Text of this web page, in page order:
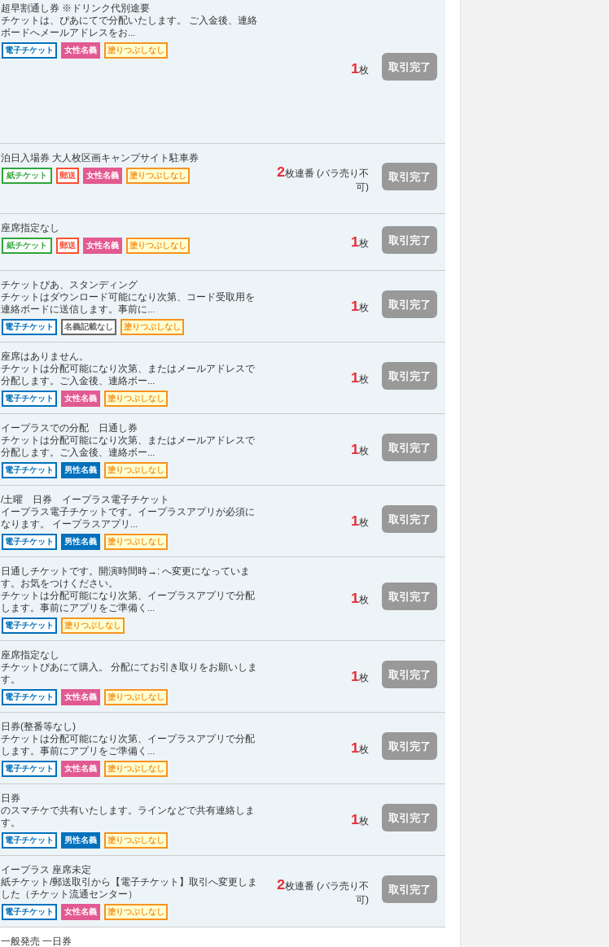
超早割通し券 ※ドリンク代別途要
チケットは、ぴあにてで分配いたします。 ご入金後、連絡
ボードへメールアドレスをお...
電子チケット 女性名義 塗りつぶしなし
1枚 取引完了
泊日入場券 大人枚区画キャンプサイト駐車券
紙チケット 郵送 女性名義 塗りつぶしなし 2枚連番 (バラ売り不
可)
取引完了
座席指定なし
紙チケット 郵送 女性名義 塗りつぶしなし 1枚 取引完了
チケットぴあ、スタンディング
チケットはダウンロード可能になり次第、コード受取用を
連絡ボードに送信します。事前に...
電子チケット 名義記載なし 塗りつぶしなし
1枚 取引完了
座席はありません。
チケットは分配可能になり次第、またはメールアドレスで
分配します。ご入金後、連絡ボー...
電子チケット 女性名義 塗りつぶしなし
1枚 取引完了
イープラスでの分配 日通し券
チケットは分配可能になり次第、またはメールアドレスで
分配します。ご入金後、連絡ボー...
電子チケット 男性名義 塗りつぶしなし
1枚 取引完了
/土曜 日券 イープラス電子チケット
イープラス電子チケットです。イープラスアプリが必須に
なります。 イープラスアプリ...
電子チケット 男性名義 塗りつぶしなし
1枚 取引完了
日通しチケットです。開演時間時→: へ変更になっていま
す。お気をつけください。
チケットは分配可能になり次第、イープラスアプリで分配
します。事前にアプリをご準備く...
電子チケット 塗りつぶしなし
1枚 取引完了
座席指定なし
チケットぴあにて購入。 分配にてお引き取りをお願いしま
す。
電子チケット 女性名義 塗りつぶしなし
1枚 取引完了
日券(整番等なし)
チケットは分配可能になり次第、イープラスアプリで分配
します。事前にアプリをご準備く...
電子チケット 女性名義 塗りつぶしなし
1枚 取引完了
日券
のスマチケで共有いたします。ラインなどで共有連絡しま
す。
電子チケット 男性名義 塗りつぶしなし
1枚 取引完了
イープラス 座席未定
紙チケット/郵送取引から【電子チケット】取引へ変更しま
した（チケット流通センター）
電子チケット 女性名義 塗りつぶしなし
2枚連番 (バラ売り不
可)
取引完了
一般発売 一日券